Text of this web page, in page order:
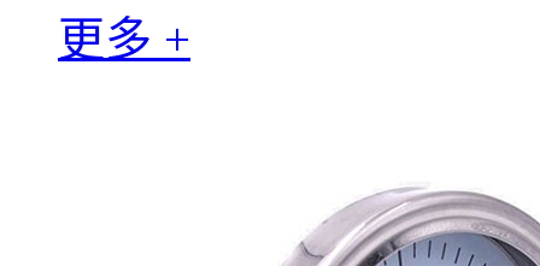
更多 +